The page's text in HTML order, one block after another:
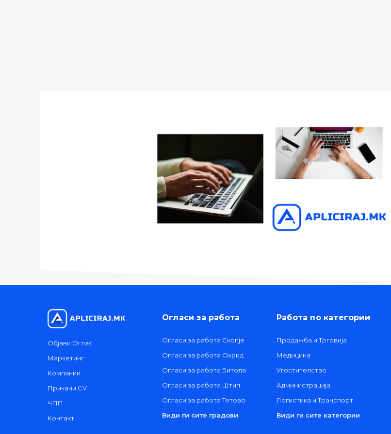
Објави Оглас
Маркетинг
Компании
Прикачи CV
ЧПП
Контакт
Огласи за работа
Огласи за работа Скопје
Огласи за работа Охрид
Огласи за работа Битола
Огласи за работа Штип
Огласи за работа Тетово
Види ги сите градови
Работа по категории
Продажба и Трговија
Медицина
Угостителство
Администрација
Логистика и Транспорт
Види ги сите категории